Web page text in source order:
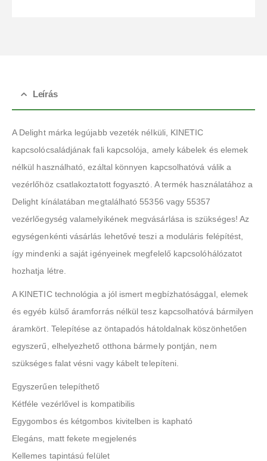
Leírás
A Delight márka legújabb vezeték nélküli, KINETIC
kapcsolócsaládjának fali kapcsolója, amely kábelek és elemek
nélkül használható, ezáltal könnyen kapcsolhatóvá válik a
vezérlőhöz csatlakoztatott fogyasztó. A termék használatához a
Delight kínálatában megtalálható 55356 vagy 55357
vezérlőegység valamelyikének megvásárlása is szükséges! Az
egységenkénti vásárlás lehetővé teszi a moduláris felépítést,
így mindenki a saját igényeinek megfelelő kapcsolóhálózatot
hozhatja létre.
A KINETIC technológia a jól ismert megbízhatósággal, elemek
és egyéb külső áramforrás nélkül tesz kapcsolhatóvá bármilyen
áramkört. Telepítése az öntapadós hátoldalnak köszönhetően
egyszerű, elhelyezhető otthona bármely pontján, nem
szükséges falat vésni vagy kábelt telepíteni.
Egyszerűen telepíthető
Kétféle vezérlővel is kompatibilis
Egygombos és kétgombos kivitelben is kapható
Elegáns, matt fekete megjelenés
Kellemes tapintású felület